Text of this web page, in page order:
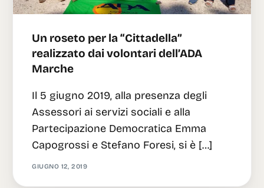
Un roseto per la “Cittadella”
realizzato dai volontari dell’ADA
Marche
Il 5 giugno 2019, alla presenza degli
Assessori ai servizi sociali e alla
Partecipazione Democratica Emma
Capogrossi e Stefano Foresi, si è […]
GIUGNO 12, 2019